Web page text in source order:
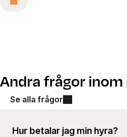
Andra frågor
Se alla frågor
Hur betalar jag min hyra?